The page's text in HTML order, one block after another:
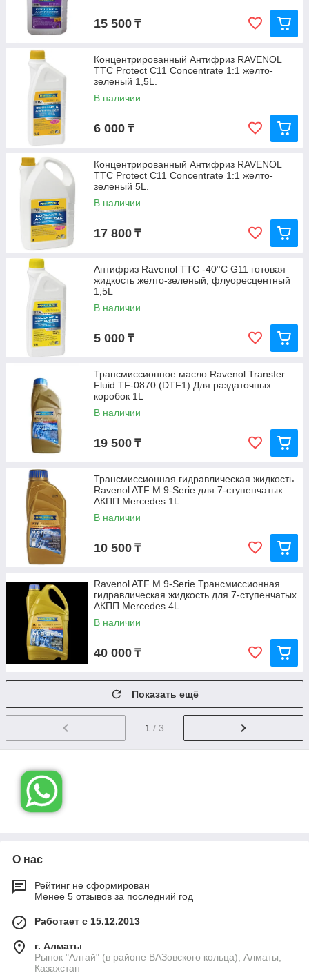
15 500 ₸
Концентрированный Антифриз RAVENOL
TTC Protect C11 Concentrate 1:1 желто-
зеленый 1,5L.
В наличии
6 000 ₸
Концентрированный Антифриз RAVENOL
TTC Protect C11 Concentrate 1:1 желто-
зеленый 5L.
В наличии
17 800 ₸
Антифриз Ravenol TTC -40°C G11 готовая
жидкость желто-зеленый, флуоресцентный
1,5L
В наличии
5 000 ₸
Трансмиссионное масло Ravenol Transfer
Fluid TF-0870 (DTF1) Для раздаточных
коробок 1L
В наличии
19 500 ₸
Трансмиссионная гидравлическая жидкость
Ravenol ATF M 9-Serie для 7-ступенчатых
АКПП Mercedes 1L
В наличии
10 500 ₸
Ravenol ATF M 9-Serie Трансмиссионная
гидравлическая жидкость для 7-ступенчатых
АКПП Mercedes 4L
В наличии
40 000 ₸
Показать ещё
1 / 3
О нас
Рейтинг не сформирован
Менее 5 отзывов за последний год
Работает с 15.12.2013
г. Алматы
Рынок "Алтай" (в районе ВАЗовского кольца), Алматы,
Казахстан